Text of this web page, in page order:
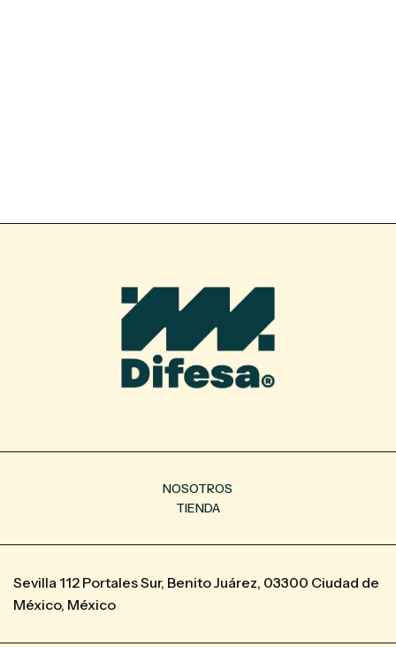
NOSOTROS
TIENDA
Sevilla 112 Portales Sur, Benito Juárez, 03300 Ciudad de
México, México